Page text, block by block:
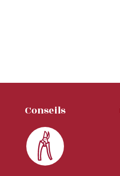
Conseils